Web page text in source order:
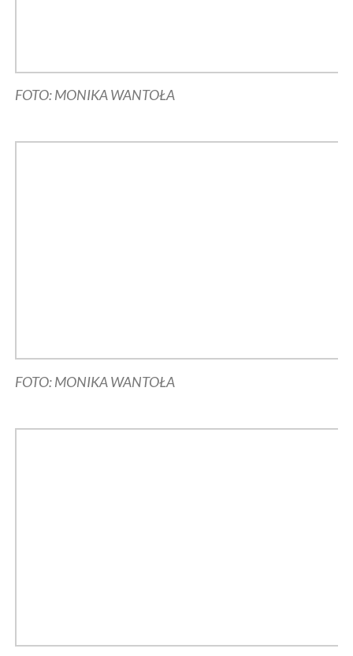
FOTO: MONIKA WANTOŁA
FOTO: MONIKA WANTOŁA